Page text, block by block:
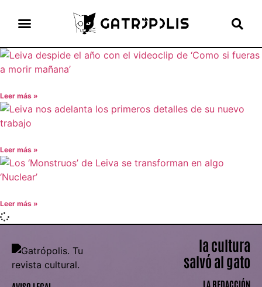
Leer más »
Leer más »
Leer más »
la cultura
salvó al gato
LA REDACCIÓN